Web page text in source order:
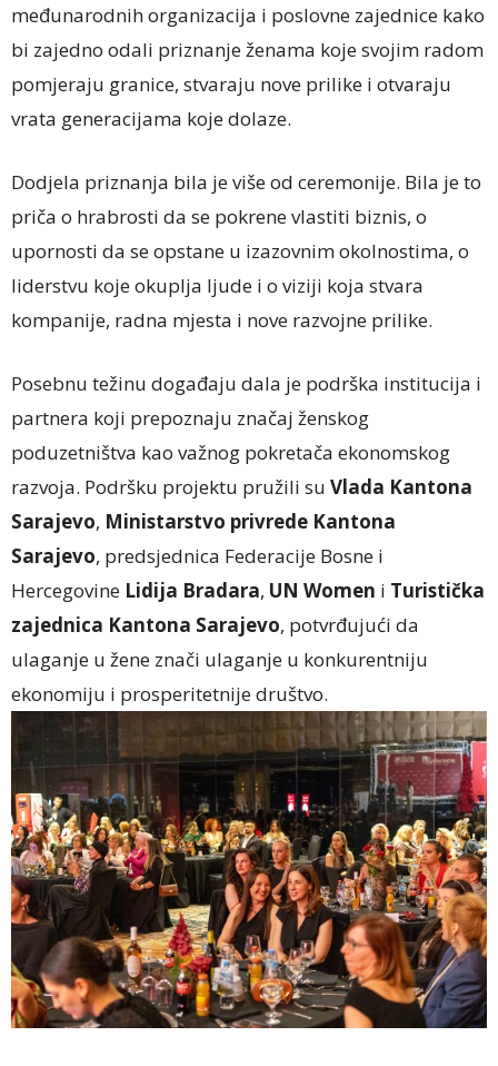
međunarodnih organizacija i poslovne zajednice kako
bi zajedno odali priznanje ženama koje svojim radom
pomjeraju granice, stvaraju nove prilike i otvaraju
vrata generacijama koje dolaze.
Dodjela priznanja bila je više od ceremonije. Bila je to
priča o hrabrosti da se pokrene vlastiti biznis, o
upornosti da se opstane u izazovnim okolnostima, o
liderstvu koje okuplja ljude i o viziji koja stvara
kompanije, radna mjesta i nove razvojne prilike.
Posebnu težinu događaju dala je podrška institucija i
partnera koji prepoznaju značaj ženskog
poduzetništva kao važnog pokretača ekonomskog
razvoja. Podršku projektu pružili su Vlada Kantona
Sarajevo, Ministarstvo privrede Kantona
Sarajevo, predsjednica Federacije Bosne i
Hercegovine Lidija Bradara, UN Women i Turistička
zajednica Kantona Sarajevo, potvrđujući da
ulaganje u žene znači ulaganje u konkurentniju
ekonomiju i prosperitetnije društvo.